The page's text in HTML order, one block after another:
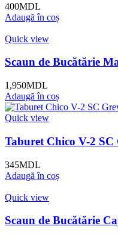
400MDL
Adaugă în coș
Quick view
Scaun de Bucătărie
1,950MDL
Adaugă în coș
Quick view
Taburet Chico V-2 SC
345MDL
Adaugă în coș
Quick view
Scaun de Bucătărie